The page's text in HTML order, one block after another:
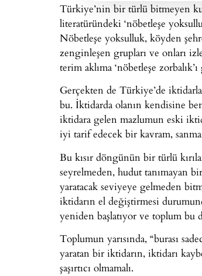
Türkiye’nin bir türlü bitmeyen
literatüründeki ‘nöbetleşe
Nöbetleşe yoksulluk, köyden
zenginleşen grupları ve onları
terim aklıma ‘nöbetleşe
Gerçekten de Türkiye’de
bu. İktidarda olanın kendisine
iktidara gelen mazlumun eski
iyi tarif edecek bir kavram,
Bu kısır döngünün bir türlü
seyrelmeden, hudut tanımayan
yaratacak seviyeye gelmeden
iktidarın el değiştirmesi
yeniden başlatıyor ve toplum
Toplumun yarısında, “burası
yaratan bir iktidarın, iktidarı
şaşırtıcı olmamalı.